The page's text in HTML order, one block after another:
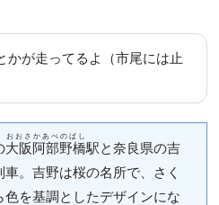
かが走ってるよ（市尾には止
大阪阿部野橋
おおさかあべのばし
駅と奈良県の吉
。吉野は桜の名所で、さく
を基調としたデザインにな